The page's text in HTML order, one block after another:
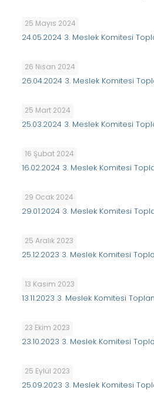
25 Mayıs 2024
24.05.2024 3. Meslek Komitesi
26 Nisan 2024
26.04.2024 3. Meslek Komitesi
25 Mart 2024
25.03.2024 3. Meslek Komitesi
16 Şubat 2024
16.02.2024 3. Meslek Komitesi
29 Ocak 2024
29.01.2024 3. Meslek Komitesi
25 Aralık 2023
25.12.2023 3. Meslek Komitesi
13 Kasım 2023
13.11.2023 3. Meslek Komitesi
23 Ekim 2023
23.10.2023 3. Meslek Komitesi
25 Eylül 2023
25.09.2023 3. Meslek Komitesi